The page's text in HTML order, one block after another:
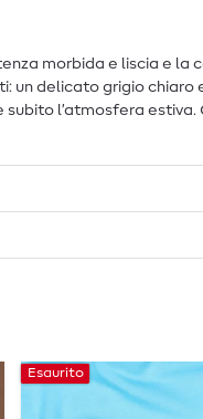
morbida e liscia e
delicato grigio
l’atmosfera
Esaurito